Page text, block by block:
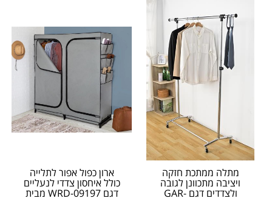
מתלה ממתכת חזקה
ויציבה מתכוונן לגובה
ולצדדים דגם GAR-
ארון כפול אפור לתלייה
כולל איחסון צדדי לנעליים
דגם WRD-09197 מבית